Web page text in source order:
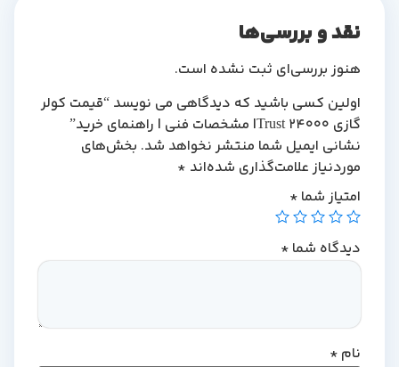
نقد و بررسی‌ها
هنوز بررسی‌ای ثبت نشده است.
اولین کسی باشید که دیدگاهی می نویسد “قیمت کولر
گازی Trust 24000| مشخصات فنی | راهنمای خرید”
نشانی ایمیل شما منتشر نخواهد شد. بخش‌های
موردنیاز علامت‌گذاری شده‌اند*
امتیاز شما*
دیدگاه شما *
*